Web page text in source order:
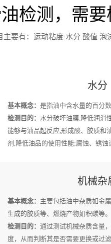
检测，需要
要有：运动粘度 水分 酸值
水分
基本概念： 是指油中含水量的百分
检测目的： 水分破坏油膜,降低润滑
能够与油品起反应,形成酸、胶质和
剂,降低油品的使用性能;腐蚀、锈蚀
机械杂
基本概念： 主要包括油中杂质如金
生成的胶质等、燃烧产物如积碳等。
检测目的： 通过测试机械杂质含量
度，从而判断其是否需要更换或过滤